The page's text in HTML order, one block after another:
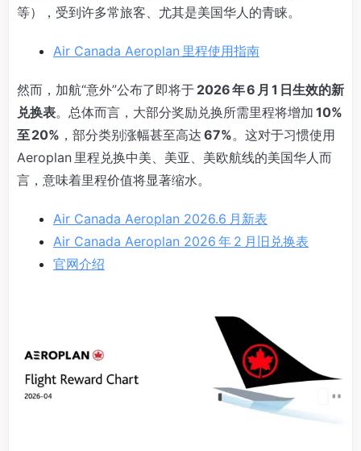
等），受到许多常旅客、尤其是美国华人的青睐。
Air Canada Aeroplan 里程使用指南
然而，加航“意外”公布了即将于 2026 年 6 月 1 日生效的新
兑换表。总体而言，大部分奖励兑换所需里程将增加 10%
至 20% ，部分类别涨幅甚至高达 67%。这对于习惯使用
Aeroplan 里程兑换中美、美亚、美欧航线的美国华人而
言，意味着里程价值将显著缩水。
Air Canada Aeroplan 2026.6 月新表
Air Canada Aeroplan 2026 年 2 月旧兑换表
官网介绍